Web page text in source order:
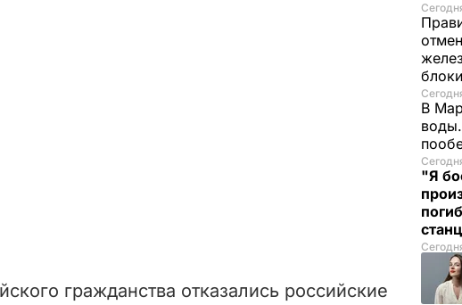
гражданства отказались российские
В
"Я